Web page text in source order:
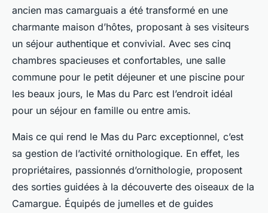
ancien mas camarguais a été transformé en une
charmante maison d’hôtes, proposant à ses visiteurs
un séjour authentique et convivial. Avec ses cinq
chambres spacieuses et confortables, une salle
commune pour le petit déjeuner et une piscine pour
les beaux jours, le Mas du Parc est l’endroit idéal
pour un séjour en famille ou entre amis.
Mais ce qui rend le Mas du Parc exceptionnel, c’est
sa gestion de l’activité ornithologique. En effet, les
propriétaires, passionnés d’ornithologie, proposent
des sorties guidées à la découverte des oiseaux de la
Camargue. Équipés de jumelles et de guides